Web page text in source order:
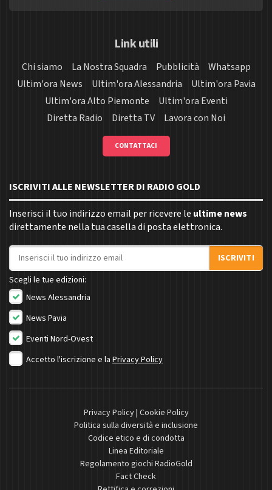
Link utili
Chi siamo La Nostra Squadra Pubblicità
Whatsapp
Ultim'ora News
Ultim'ora Alessandria
Ultim'ora Pavia
Ultim'ora Alto Piemonte
Ultim'ora Eventi
Diretta Radio
Diretta TV Lavora con Noi
CONTATTACI
ISCRIVITI ALLE NEWSLETTER DI RADIO GOLD
Inserisci il tuo indirizzo email per ricevere le ultime news
direttamente nella tua casella di posta elettronica.
Indirizzo email
ISCRIVITI
Scegli le tue edizioni:
News Alessandria
News Pavia
Eventi Nord-Ovest
Accetto l'iscrizione e la Privacy Policy
Privacy Policy| Cookie Policy
Politica sulla diversità e inclusione
Codice etico e di condotta
Linea Editoriale
Regolamento giochi RadioGold
Fact Check